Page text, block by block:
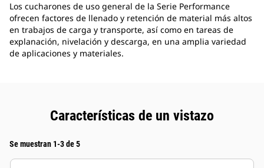
Los cucharones de uso general de la Serie Performance
ofrecen factores de llenado y retención de material más altos
en trabajos de carga y transporte, así como en tareas de
explanación, nivelación y descarga, en una amplia variedad
de aplicaciones y materiales.
Características de un vistazo
Se muestran 1-3 de 5